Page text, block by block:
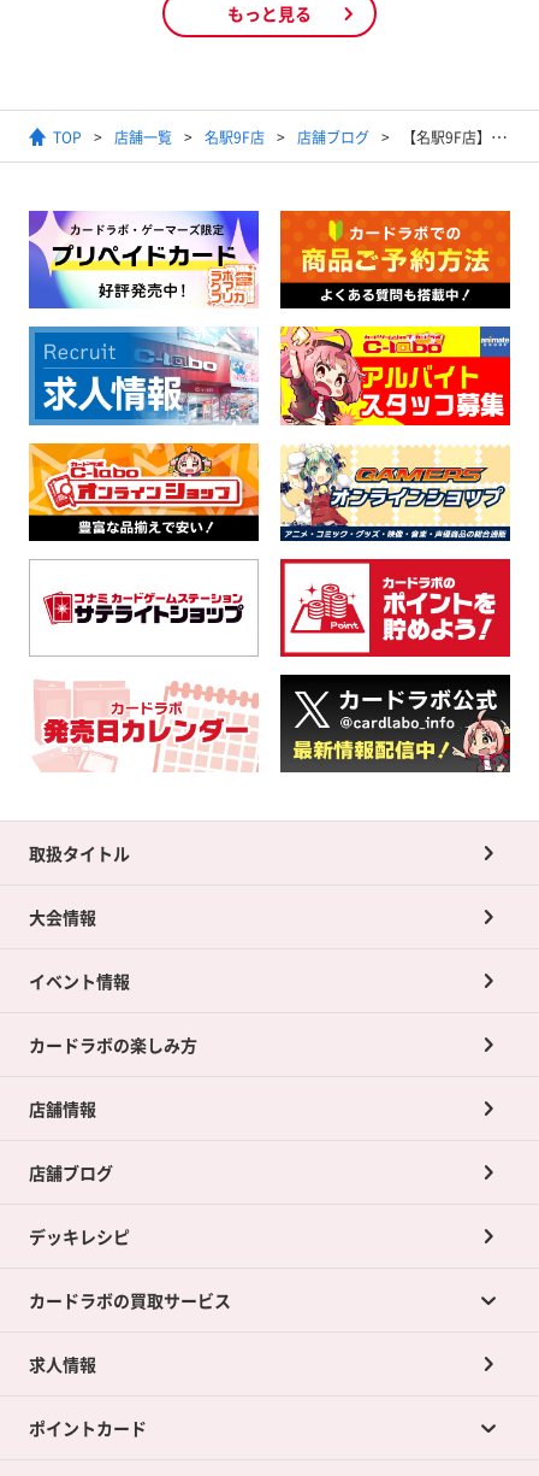
もっと見る
TOP 店舗一覧 名駅9F店 店舗ブログ 【名駅9F店】WSブログ！！ 今日は公開された情報についてです！
取扱タイトル
大会情報
イベント情報
カードラボの楽しみ方
店舗情報
店舗ブログ
デッキレシピ
カードラボの買取サービス
カードラボの買取サービスTOP
店舗買取について
求人情報
ポイントカード